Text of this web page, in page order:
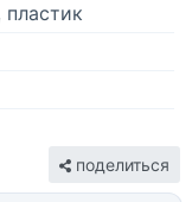
пластик
поделиться